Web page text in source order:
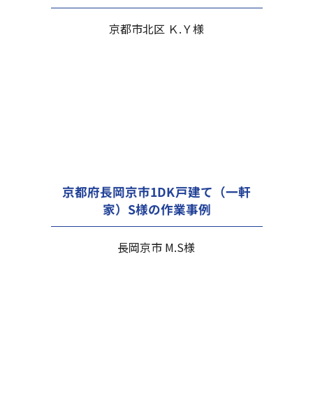
京都市北区 Ｋ.Ｙ様
京都府長岡京市1DK戸建て（一軒
家）S様の作業事例
長岡京市 M.S様